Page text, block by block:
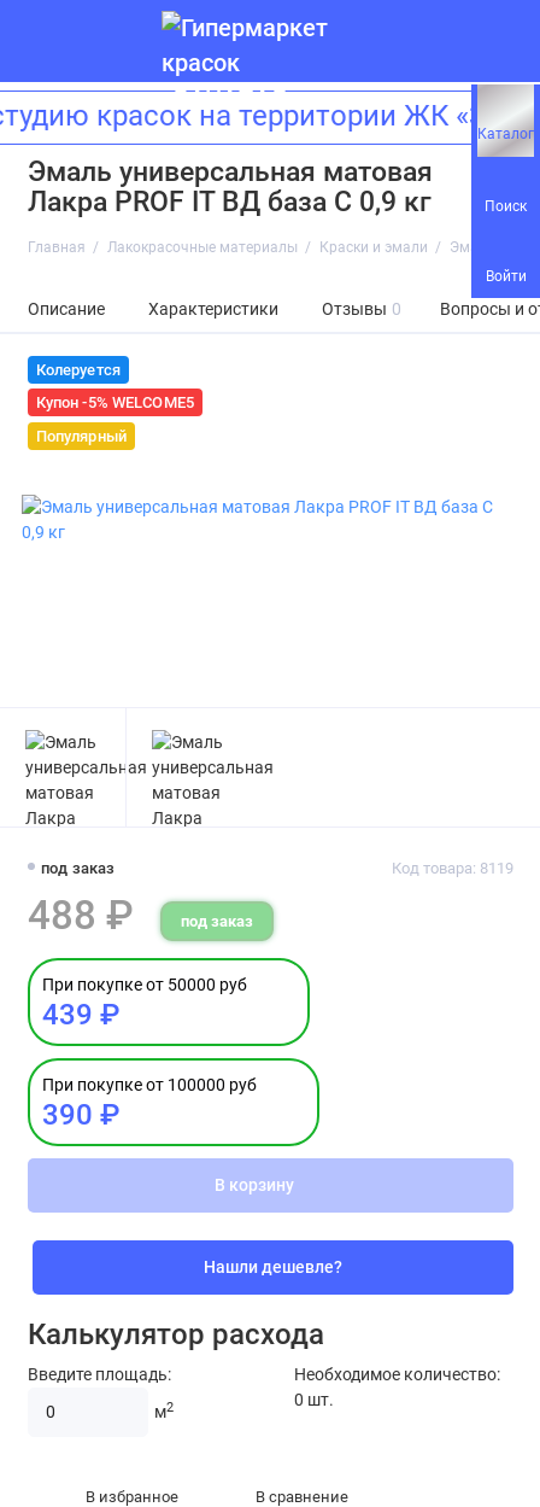
Каталог
Поиск
Войти
красок на территории ЖК
Эмаль универсальная матовая
Лакра PROF IT ВД база С 0,9 кг
Главная Лакокрасочные материалы Краски и эмали Эмаль
Описание Характеристики Отзывы 0 Вопросы и
Колеруется
Купон -5% WELCOME5
Популярный
под заказ Код товара: 8119
488 ₽ под заказ
При покупке от 50000 руб
439 ₽
При покупке от 100000 руб
390 ₽
В корзину
Нашли дешевле?
Калькулятор расхода
Введите площадь:
м2
Необходимое количество:
0 шт.
В избранное В сравнение